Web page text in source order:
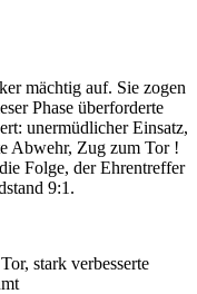
mächtig auf. Sie zogen
Phase überforderte
unermüdlicher Einsatz,
Abwehr, Zug zum Tor !
Folge, der Ehrentreffer
9:1.
stark verbesserte